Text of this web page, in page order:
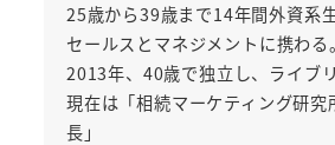
25歳から39歳まで14年間外資系
セールスとマネジメントに携わる。
2013年、40歳で独立し、ライブ
現在は「相続マーケティング研
長」